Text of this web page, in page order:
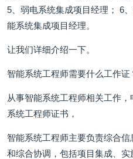
5、弱电系统集成项目经理； 6
能系统集成项目经理。
让我们详细介绍一下。
智能系统工程师需要什么工作证
从事智能系统工程师相关工作
系统工程师证书，
智能系统工程师主要负责综合
和综合协调，包括项目集成、